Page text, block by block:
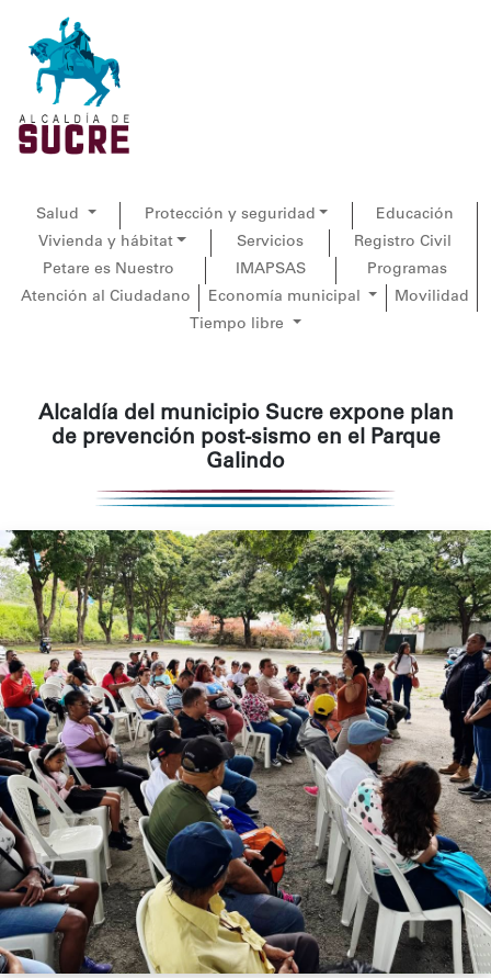
Salud Protección y seguridad
Educación
Vivienda y hábitat
Servicios
Registro Civil
Petare es Nuestro
IMAPSAS
Programas
Atención al Ciudadano
Economía municipal
Movilidad
Tiempo libre
Alcaldía del municipio Sucre expone plan
de prevención post-sismo en el Parque
Galindo